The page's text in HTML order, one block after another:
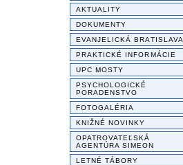
AKTUALITY
DOKUMENTY
EVANJELICKÁ BRATISLAVA
PRAKTICKÉ INFORMÁCIE
UPC MOSTY
PSYCHOLOGICKÉ
PORADENSTVO
FOTOGALÉRIA
KNIŽNÉ NOVINKY
OPATROVATEĽSKÁ
AGENTÚRA SIMEON
LETNÉ TÁBORY